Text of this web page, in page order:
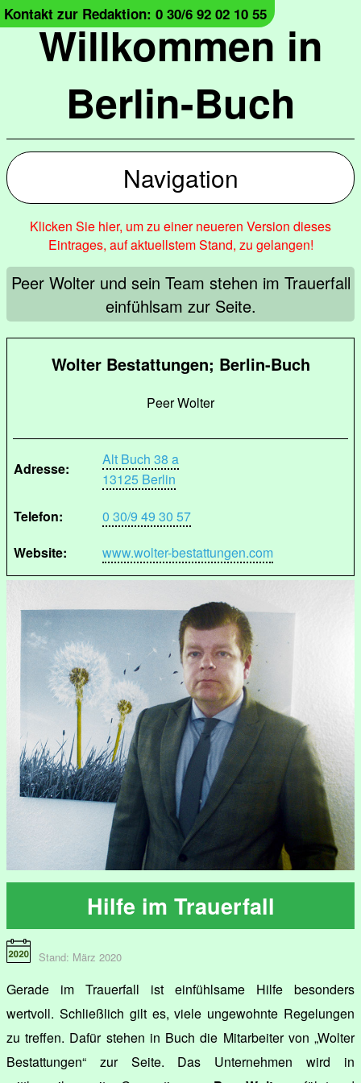
Willkommen in
Berlin-Buch
Kontakt zur Redaktion: 0 30/6 92 02 10 55
Navigation
Klicken Sie hier, um zu einer neueren Version dieses
Eintrages, auf aktuellstem Stand, zu gelangen!
Peer Wolter und sein Team stehen im Trauerfall
einfühlsam zur Seite.
Wolter Bestattungen; Berlin-Buch
Peer Wolter
Adresse:
Alt Buch 38 a
13125 Berlin
Telefon:
0 30/9 49 30 57
Website:
www.wolter-bestattungen.com
Hilfe im Trauerfall
Stand: März 2020
Gerade im Trauerfall ist einfühlsame Hilfe besonders
wertvoll. Schließlich gilt es, viele ungewohnte Regelungen
zu treffen. Dafür stehen in Buch die Mitarbeiter von „Wolter
Bestattungen“ zur Seite. Das Unternehmen wird in